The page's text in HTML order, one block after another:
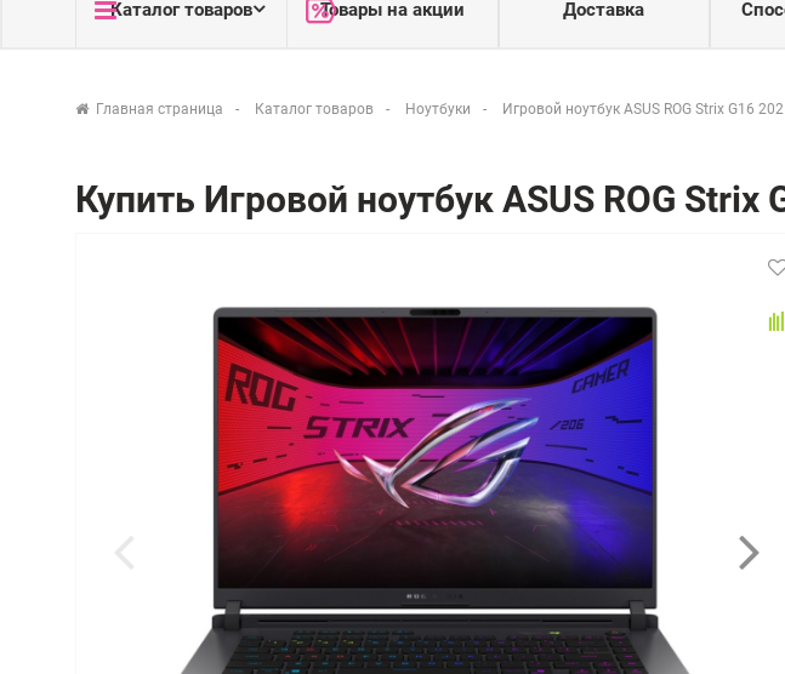
Каталог товаров Товары на акции Доставка
Главная страница Каталог товаров Ноутбуки Игровой ноутбук ASUS ROG Strix G16
Купить Игровой ноутбук ASUS ROG Strix